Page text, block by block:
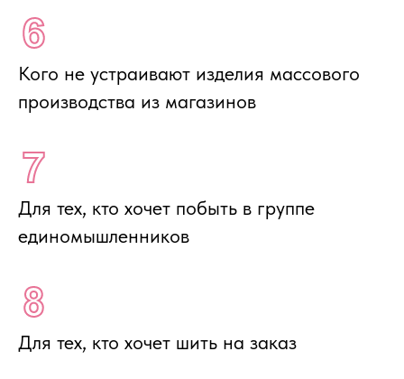
Кого не устраивают изделия массового
производства из магазинов
Для тех, кто хочет побыть в группе
единомышленников
Для тех, кто хочет шить на заказ